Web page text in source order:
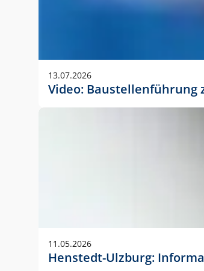
13.07.2026
Video: Baustellenführung
11.05.2026
Henstedt-Ulzburg: